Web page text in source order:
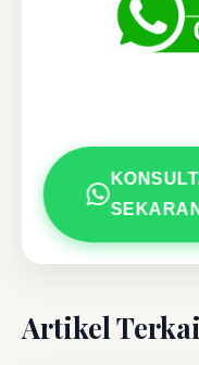
Artikel